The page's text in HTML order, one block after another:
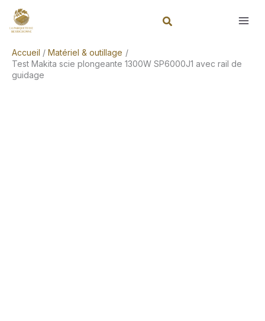
Accueil
Matériel & outillage
Test Makita scie plongeante 1300W SP6000J1 avec rail de
guidage
Rechercher